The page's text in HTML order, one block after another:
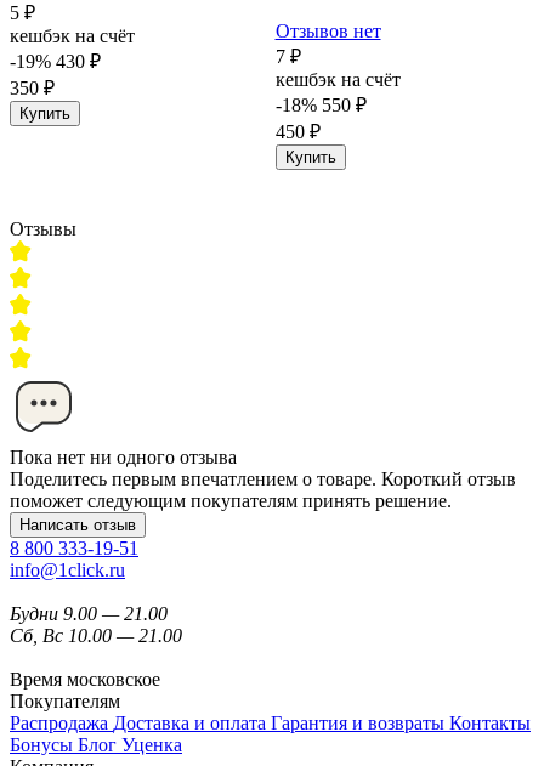
5 ₽
кешбэк на счёт
-19% 430 ₽
350 ₽
Купить
Отзывов нет
7 ₽
кешбэк на счёт
-18% 550 ₽
450 ₽
Купить
Отзывы
Пока нет ни одного отзыва
Поделитесь первым впечатлением о товаре. Короткий отзыв
поможет следующим покупателям принять решение.
Написать отзыв
8 800 333-19-51
info@1click.ru
Будни 9.00 — 21.00
Сб, Вс 10.00 — 21.00
Время московское
Покупателям
Распродажа Доставка и оплата Гарантия и возвраты Контакты
Бонусы Блог Уценка